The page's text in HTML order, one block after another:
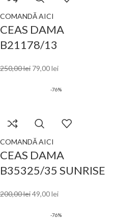
COMANDĂ AICI
CEAS DAMA
B21178/13
250,00lei 79,00lei
-76%
COMANDĂ AICI
CEAS DAMA
B35325/35 SUNRISE
200,00lei49,00lei
-76%